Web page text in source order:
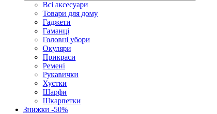
Всі аксесуари
Товари для дому
Гаджети
Гаманці
Головні убори
Окуляри
Прикраси
Ремені
Рукавички
Хустки
Шарфи
Шкарпетки
Знижки -50%